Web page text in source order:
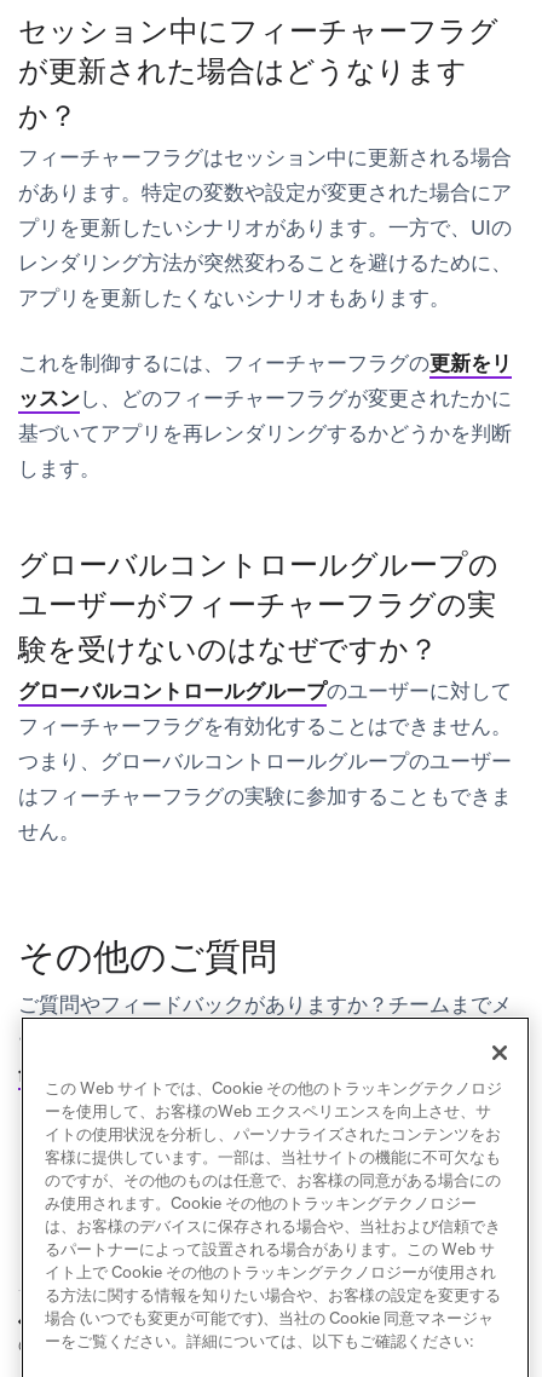
セッション中にフィーチャーフラグ
が更新された場合はどうなります
か？
フィーチャーフラグはセッション中に更新される場合
があります。特定の変数や設定が変更された場合にア
プリを更新したいシナリオがあります。一方で、UIの
レンダリング方法が突然変わることを避けるために、
アプリを更新したくないシナリオもあります。
これを制御するには、フィーチャーフラグの更新をリ
ッスンし、どのフィーチャーフラグが変更されたかに
基づいてアプリを再レンダリングするかどうかを判断
します。
グローバルコントロールグループの
ユーザーがフィーチャーフラグの実
験を受けないのはなぜですか？
グローバルコントロールグループのユーザーに対して
フィーチャーフラグを有効化することはできません。
つまり、グローバルコントロールグループのユーザー
はフィーチャーフラグの実験に参加することもできま
せん。
その他のご質問
ご質問やフィードバックがありますか？チームまでメ
ールでお問い合わせください:
feedback@braze.com
前へ フィーチャーフラグ
の実験
次へ ランディングページ
この Web サイトでは、Cookie その他のトラッキングテクノロジ
ーを使用して、お客様のWeb エクスペリエンスを向上させ、サ
イトの使用状況を分析し、パーソナライズされたコンテンツをお
客様に提供しています。一部は、当社サイトの機能に不可欠なも
のですが、その他のものは任意で、お客様の同意がある場合にの
み使用されます。Cookie その他のトラッキングテクノロジー
は、お客様のデバイスに保存される場合や、当社および信頼でき
るパートナーによって設置される場合があります。この Web サ
イト上で Cookie その他のトラッキングテクノロジーが使用され
る方法に関する情報を知りたい場合や、お客様の設定を変更する
場合 (いつでも変更が可能です)、当社の Cookie 同意マネージャ
ーをご覧ください。詳細については、以下もご確認ください: